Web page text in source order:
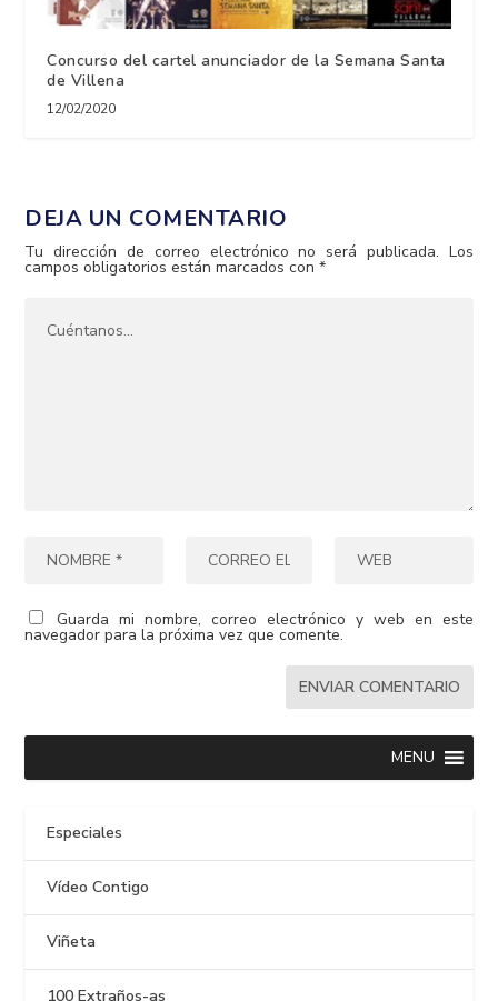
Concurso del cartel anunciador de la Semana Santa
de Villena
12/02/2020
DEJA UN COMENTARIO
Tu dirección de correo electrónico no será publicada. Los
campos obligatorios están marcados con*
Guarda mi nombre, correo electrónico y web en este
navegador para la próxima vez que comente.
MENU
Especiales
Vídeo Contigo
Viñeta
100 Extraños-as